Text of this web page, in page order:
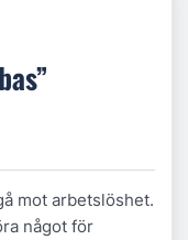
mot arbetslöshet.
något för